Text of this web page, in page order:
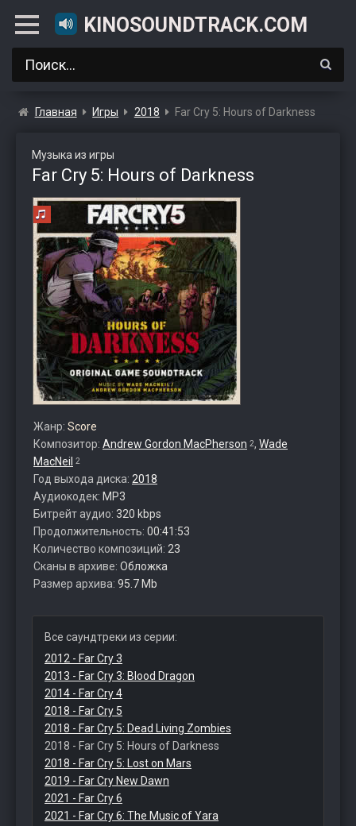
KINOSOUNDTRACK.COM
Главная Игры 2018 Far Cry 5: Hours of Darkness
Музыка из игры
Far Cry 5: Hours of Darkness
Жанр: Score
Композитор: Andrew Gordon MacPherson 2, Wade
MacNeil
2
Год выхода диска: 2018
Аудиокодек: MP3
Битрейт аудио: 320 kbps
Продолжительность: 00:41:53
Количество композиций: 23
Сканы в архиве: Обложка
Размер архива: 95.7 Mb
Все саундтреки из серии:
2012 - Far Cry 3
2013 - Far Cry 3: Blood Dragon
2014 - Far Cry 4
2018 - Far Cry 5
2018 - Far Cry 5: Dead Living Zombies
2018 - Far Cry 5: Hours of Darkness
2018 - Far Cry 5: Lost on Mars
2019 - Far Cry New Dawn
2021 - Far Cry 6
2021 - Far Cry 6: The Music of Yara